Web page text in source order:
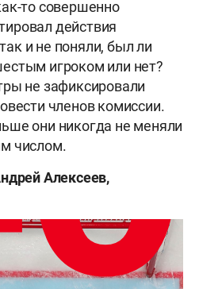
то совершенно
действия
и не поняли, был ли
игроком или нет?
не зафиксировали
членов комиссии.
они никогда не меняли
числом.
Алексеев,